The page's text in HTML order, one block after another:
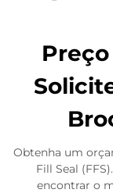
Obtenha um
Fill Seal
encontrar o